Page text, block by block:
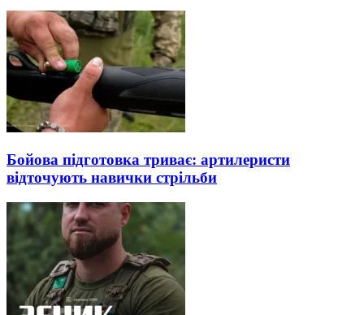
Бойова підготовка триває: артилеристи
відточують навички стрільби